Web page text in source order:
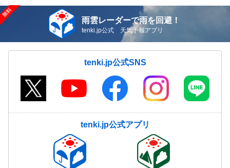
雨雲レーダーで雨を回避！
tenki.jp公式 天気予報アプリ
tenki.jp公式SNS
tenki.jp公式アプリ